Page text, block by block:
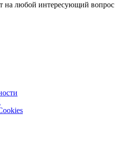
на любой интересующий вопрос